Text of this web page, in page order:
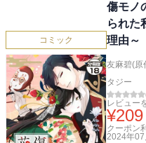
コミック
傷モノ
られた
理由～
友麻碧(原
タジー
レビュー
¥209
クーポン
2024年07